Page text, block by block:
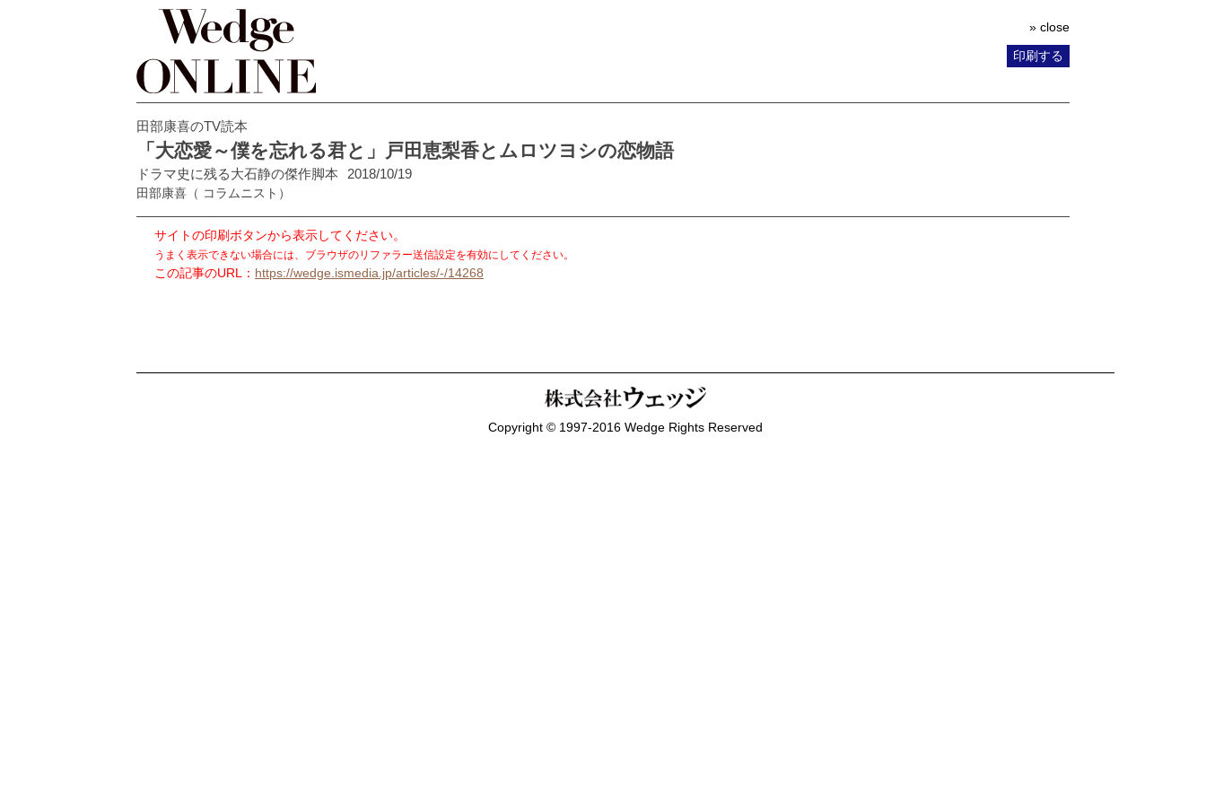
» close
印刷する
田部康喜のTV読本
「大恋愛～僕を忘れる君と」戸田恵梨香とムロツヨシの恋物語
ドラマ史に残る大石静の傑作脚本 2018/10/19
田部康喜 （ コラムニスト）
サイトの印刷ボタンから表示してください。
うまく表示できない場合には、ブラウザのリファラー送信設定を有効にしてください。
この記事のURL： https://wedge.ismedia.jp/articles/-/14268
Copyright © 1997-2016 Wedge Rights Reserved